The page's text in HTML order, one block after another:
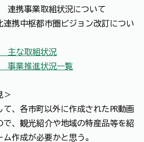
携事業取組状況について
枢都市圏ビジョン改訂につい
主な取組状況
事業推進状況一覧
＞
て、各市町以外に作成されたPR動画
で、観光紹介や地域の特産品等を紹
作成が必要かと思う。